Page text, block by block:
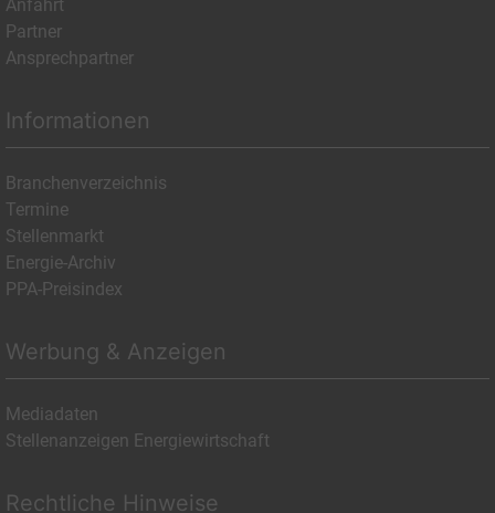
Anfahrt
Partner
Ansprechpartner
Informationen
Branchenverzeichnis
Termine
Stellenmarkt
Energie-Archiv
PPA-Preisindex
Werbung & Anzeigen
Mediadaten
Stellenanzeigen Energiewirtschaft
Rechtliche Hinweise